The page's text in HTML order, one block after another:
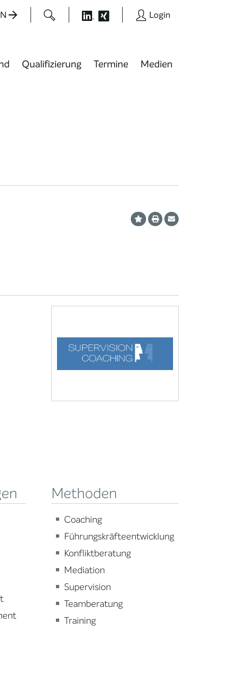
Login
Qualifizierung Termine Medien
Methoden
Coaching
Führungskräfteentwicklung
Konfliktberatung
Mediation
Supervision
Teamberatung
Training